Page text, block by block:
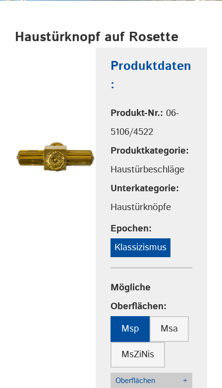
Haustürknopf auf Rosette
Produktdaten
:
Produkt-Nr.: 06-
5106/4522
Produktkategorie:
Haustürbeschläge
Unterkategorie:
Haustürknöpfe
Epochen:
Klassizismus
Mögliche
Oberflächen:
Msp
Msa
MsZiNis
Oberflächen
+